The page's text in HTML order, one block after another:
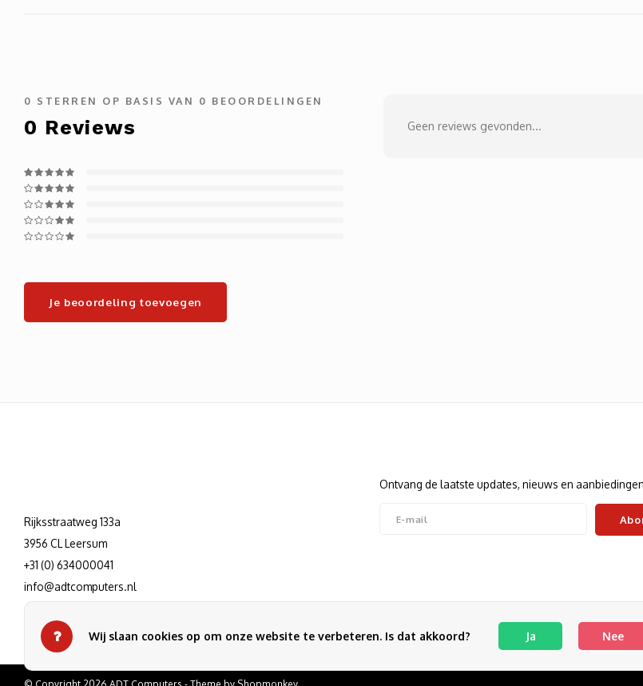
0 STERREN OP BASIS VAN 0 BEOORDELINGEN
0 Reviews
Je beoordeling toevoegen
Geen reviews gevonden...
Rijksstraatweg 133a
3956 CL Leersum
+31 (0) 634000041
info@adtcomputers.nl
Ontvang de laatste updates, nieuws en
Wij slaan cookies op om onze website te verbeteren. Is dat akkoord? Ja Nee